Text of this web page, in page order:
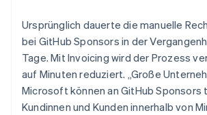
Ursprünglich dauerte die manuelle
bei GitHub Sponsors in der
Tage. Mit Invoicing wird der Prozess
auf Minuten reduziert. „Große
Microsoft können an GitHub Sponsors
Kundinnen und Kunden innerhalb von